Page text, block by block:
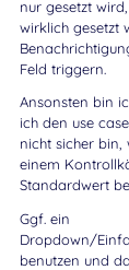
nur gesetzt
wirklich gesetzt
Feld triggern.
Ansonsten bin
ich den use
nicht sicher bin,
einem
Standardwert
Ggf. ein
Dropdown/
benutzen und